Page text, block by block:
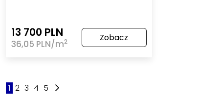
13 700 PLN
36,05 PLN/m2 Zobacz
1 2 3 4 5